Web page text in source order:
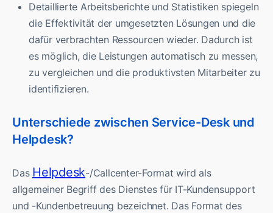
Detaillierte Arbeitsberichte und Statistiken spiegeln
die Effektivität der umgesetzten Lösungen und die
dafür verbrachten Ressourcen wieder. Dadurch ist
es möglich, die Leistungen automatisch zu messen,
zu vergleichen und die produktivsten Mitarbeiter zu
identifizieren.
Unterschiede zwischen Service-Desk und
Helpdesk?
Das Helpdesk-/Callcenter-Format wird als
allgemeiner Begriff des Dienstes für IT-Kundensupport
und -Kundenbetreuung bezeichnet. Das Format des